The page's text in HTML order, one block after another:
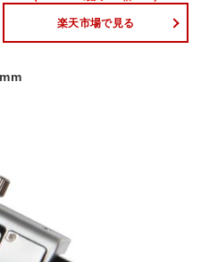
楽天市場で見る